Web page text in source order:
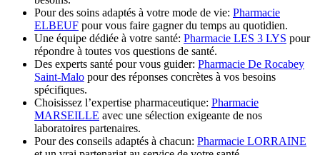
Pour des soins adaptés à votre mode de vie: Pharmacie
ELBEUF pour vous faire gagner du temps au quotidien.
Une équipe dédiée à votre santé: Pharmacie LES 3 LYS pour
répondre à toutes vos questions de santé.
Des experts santé pour vous guider: Pharmacie De Rocabey
Saint-Malo pour des réponses concrètes à vos besoins
spécifiques.
Choisissez l’expertise pharmaceutique: Pharmacie
MARSEILLE avec une sélection exigeante de nos
laboratoires partenaires.
Pour des conseils adaptés à chacun: Pharmacie LORRAINE